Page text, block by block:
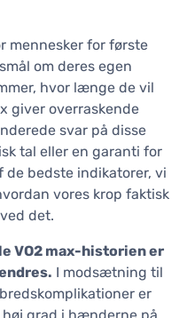
mennesker for første
om deres egen
hvor længe de vil
giver overraskende
svar på disse
tal eller en garanti for
de bedste indikatorer, vi
vores krop faktisk
det.
VO2 max-historien er
I modsætning til
er